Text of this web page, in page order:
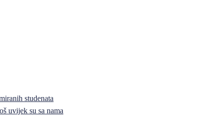
studenata
uvijek su sa nama